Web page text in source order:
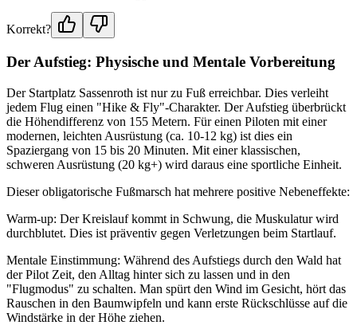
Korrekt?
Der Aufstieg: Physische und Mentale Vorbereitung
Der Startplatz Sassenroth ist nur zu Fuß erreichbar. Dies verleiht
jedem Flug einen "Hike & Fly"-Charakter. Der Aufstieg überbrückt
die Höhendifferenz von 155 Metern. Für einen Piloten mit einer
modernen, leichten Ausrüstung (ca. 10-12 kg) ist dies ein
Spaziergang von 15 bis 20 Minuten. Mit einer klassischen,
schweren Ausrüstung (20 kg+) wird daraus eine sportliche Einheit.
Dieser obligatorische Fußmarsch hat mehrere positive Nebeneffekte:
Warm-up: Der Kreislauf kommt in Schwung, die Muskulatur wird
durchblutet. Dies ist präventiv gegen Verletzungen beim Startlauf.
Mentale Einstimmung: Während des Aufstiegs durch den Wald hat
der Pilot Zeit, den Alltag hinter sich zu lassen und in den
"Flugmodus" zu schalten. Man spürt den Wind im Gesicht, hört das
Rauschen in den Baumwipfeln und kann erste Rückschlüsse auf die
Windstärke in der Höhe ziehen.